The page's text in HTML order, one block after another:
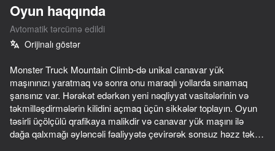
OYNA
Pixel Car Racer
70
Ultimate Road Boss
68
Mad Skills Motocross 2 Eat.Sleep.Repeat
65 66
Oyun haqqında
Avtomatik tərcümə edildi
Orijinalı göstər
Monster Truck Mountain Climb-də unikal canavar yük
maşınınızı yaratmaq və sonra onu maraqlı yollarda sınamaq
şansınız var. Hərəkət edərkən yeni nəqliyyat vasitələrinin və
təkmilləşdirmələrin kilidini açmaq üçün sikkələr toplayın. Oyun
təsirli üçölçülü qrafikaya malikdir və canavar yük maşını ilə
dağa qalxmağı əyləncəli fəaliyyətə çevirərək sonsuz həzz təklif